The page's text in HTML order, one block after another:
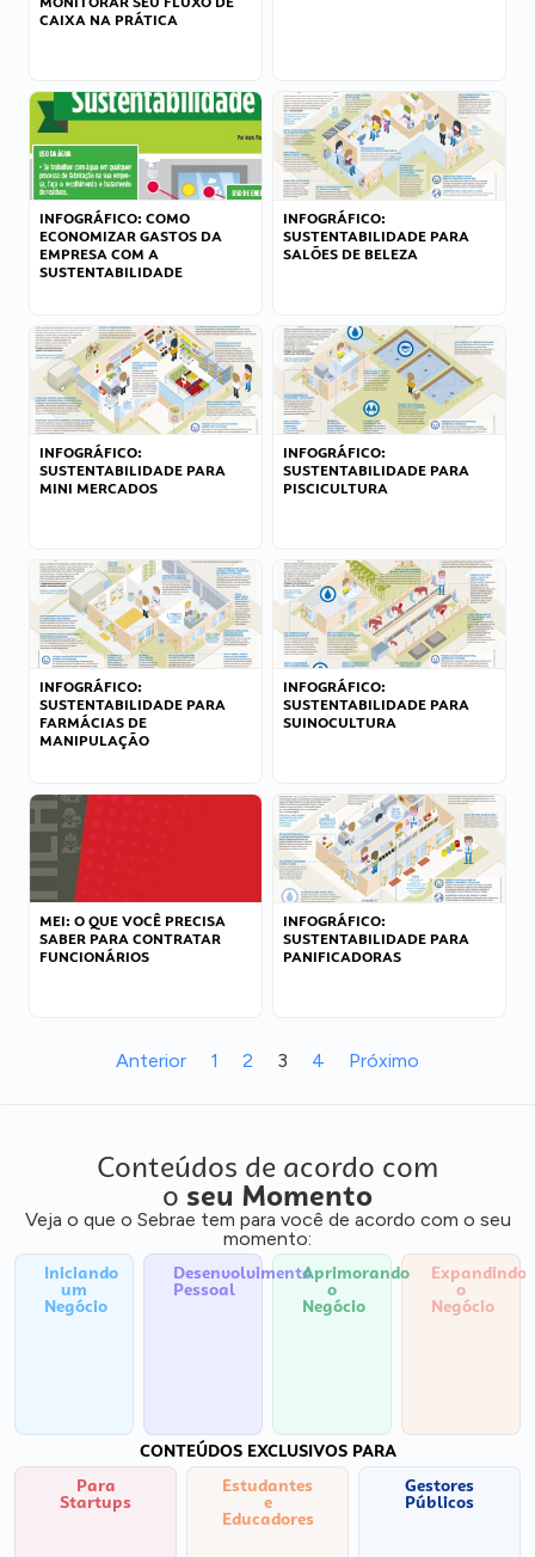
CAIXA NA PRÁTICA
INFOGRÁFICO: COMO
ECONOMIZAR GASTOS DA
EMPRESA COM A
SUSTENTABILIDADE
INFOGRÁFICO:
SUSTENTABILIDADE PARA
SALÕES DE BELEZA
INFOGRÁFICO:
SUSTENTABILIDADE PARA
MINI MERCADOS
INFOGRÁFICO:
SUSTENTABILIDADE PARA
PISCICULTURA
INFOGRÁFICO:
SUSTENTABILIDADE PARA
FARMÁCIAS DE
MANIPULAÇÃO
INFOGRÁFICO:
SUSTENTABILIDADE PARA
SUINOCULTURA
MEI: O QUE VOCÊ PRECISA
SABER PARA CONTRATAR
FUNCIONÁRIOS
INFOGRÁFICO:
SUSTENTABILIDADE PARA
PANIFICADORAS
Anterior 1 2 3 4 Próximo
Conteúdos de acordo com
o seu Momento
Veja o que o Sebrae tem para você de acordo com o seu
momento:
Iniciando
um
Negócio
Desenvolvimento
Pessoal
Aprimorando
o
Negócio
Expandindo
o
Negócio
CONTEÚDOS EXCLUSIVOS PARA
Para
Startups
Estudantes
e
Educadores
Gestores
Públicos